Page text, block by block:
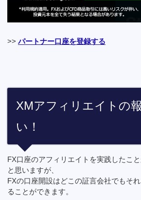
>>パートナー口座を登録する
XMアフィリエイトの
い！
FX口座のアフィリエイトを実践したこ
と思いますが、
FXの口座開設はどこの証言会社でもそ
ることができます。